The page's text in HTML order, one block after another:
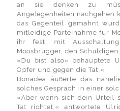
an sie denken zu
Angelegenheiten nachgehen
das Gegenteil gemahnt
mitleidige Parteinahme für
ihr fest, mit
Moosbrugger, den Schuldigen.
»Du bist also« behauptete
Opfer und gegen die Tat.«
Bonadea äußerte das
solches Gespräch in einer
»Aber wenn sich dein Urteil
Tat richtet,« antwortete